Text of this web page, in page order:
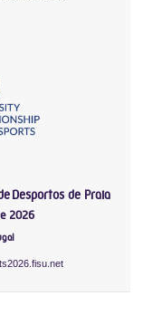
Desportos de Praia
2026